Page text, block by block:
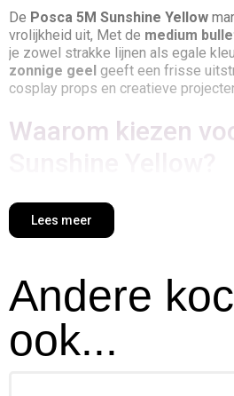
De Posca 5M Sunshine Yellow
vrolijkheid uit, Met de medium
je zowel strakke lijnen als egale
zonnige geel geeft een frisse
cosplay props en creatieve
Waarom kiezen
Dekkend en mat:
oppervlakken,
steen,
Sunshine Yellow in
kleur & stijl
Lees meer
Andere
ook...